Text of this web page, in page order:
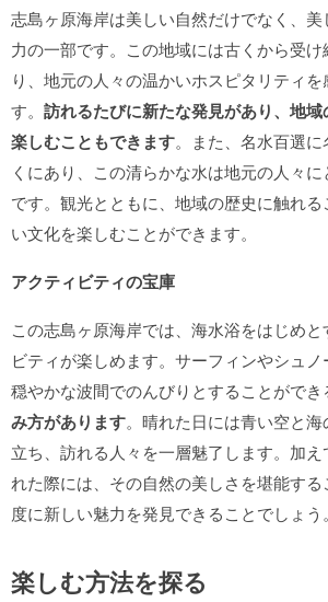
志島ヶ原海岸は美しい自然だけでなく、
力の一部です。この地域には古くから受
り、地元の人々の温かいホスピタリティ
す。 訪れるたびに新たな発見があり、地
楽しむこともできます。また、名水百選
くにあり、この清らかな水は地元の人々
です。観光とともに、地域の歴史に触れ
い文化を楽しむことができます。
アクティビティの宝庫
この志島ヶ原海岸では、海水浴をはじめ
ビティが楽しめます。サーフィンやシュノ
穏やかな波間でのんびりとすることができ
み方があります。晴れた日には青い空と
立ち、訪れる人々を一層魅了します。加
れた際には、その自然の美しさを堪能す
度に新しい魅力を発見できることでしょう。
楽しむ方法を探る